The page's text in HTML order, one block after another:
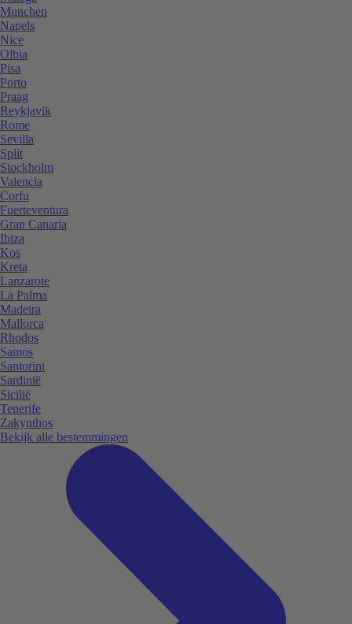
Munchen
Napels
Nice
Olbia
Pisa
Porto
Praag
Reykjavik
Rome
Sevilla
Split
Stockholm
Valencia
Corfu
Fuerteventura
Gran Canaria
Ibiza
Kos
Kreta
Lanzarote
La Palma
Madeira
Mallorca
Rhodos
Samos
Santorini
Sardinië
Sicilië
Tenerife
Zakynthos
Bekijk alle bestemmingen